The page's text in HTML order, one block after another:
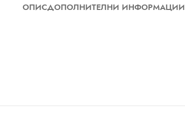
ОПИСДОПОЛНИТЕЛНИ ИНФОРМАЦИИ